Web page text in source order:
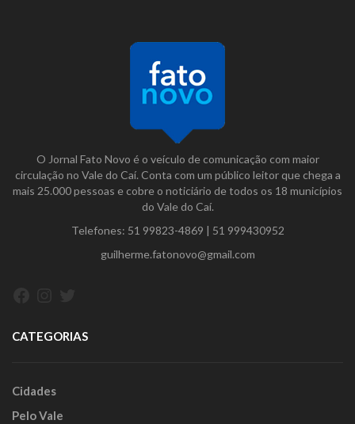
O Jornal Fato Novo é o veículo de comunicação com maior
circulação no Vale do Caí. Conta com um público leitor que chega a
mais 25.000 pessoas e cobre o noticiário de todos os 18 municípios
do Vale do Caí.
Telefones: 51 99823-4869 | 51 999430952
guilherme.fatonovo@gmail.com
CATEGORIAS
Cidades
Pelo Vale